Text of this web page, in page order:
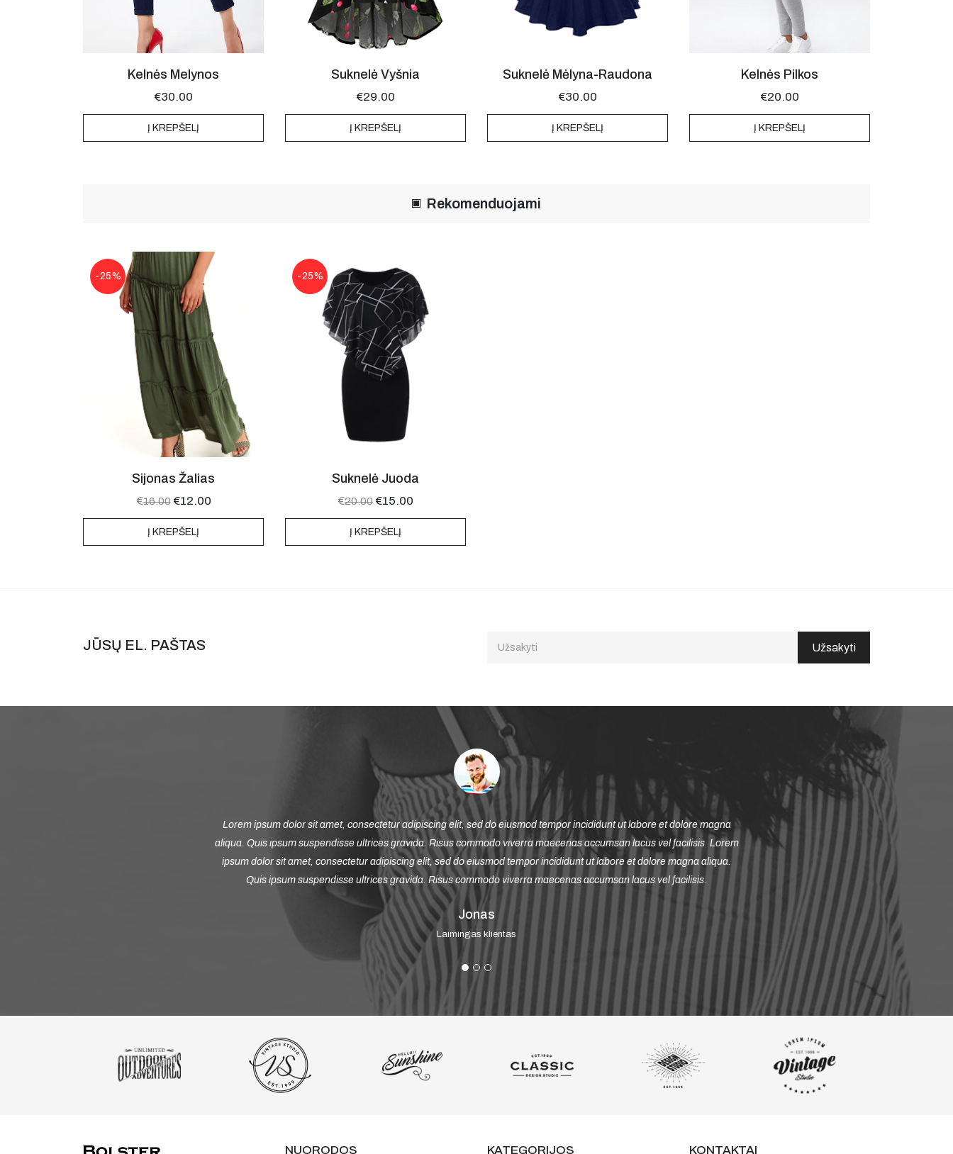
Kelnės Melynos
€30.00
Į KREPŠELĮ
Suknelė Vyšnia
€29.00
Į KREPŠELĮ
Suknelė Mėlyna-Raudona
€30.00
Į KREPŠELĮ
Kelnės Pilkos
€20.00
Į KREPŠELĮ
Rekomenduojami
-25%
Sijonas Žalias
€16.00 €12.00
Į KREPŠELĮ
-25%
Suknelė Juoda
€20.00 €15.00
Į KREPŠELĮ
JŪSŲ EL. PAŠTAS Užsakyti
Lorem ipsum dolor sit amet, consectetur adipiscing elit, sed do eiusmod tempor incididunt ut labore et dolore magna
aliqua. Quis ipsum suspendisse ultrices gravida. Risus commodo viverra maecenas accumsan lacus vel facilisis. Lorem
ipsum dolor sit amet, consectetur adipiscing elit, sed do eiusmod tempor incididunt ut labore et dolore magna aliqua.
Quis ipsum suspendisse ultrices gravida. Risus commodo viverra maecenas accumsan lacus vel facilisis.
Laimingas klientas
NUORODOS KATEGORIJOS KONTAKTAI